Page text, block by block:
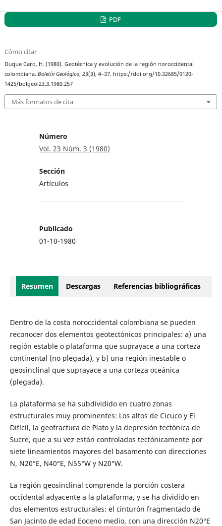
PDF
Cómo citar
Duque Caro, H. (1980). Geotécnica y evolución de la región noroccidental
colombiana.Boletín Geológico,23(3), 4–37. https://doi.org/10.32685/0120-
1425/bolgeol23.3.1980.257
Más formatos de cita
Número
Vol. 23 Núm. 3 (1980)
Sección
Artículos
Publicado
01-10-1980
Resumen Descargas Referencias bibliográficas
Dentro de la costa noroccidental colombiana se pueden
reconocer dos elementos geotectónicos principales: a) una
región estable o plataforma que suprayace a una corteza
continental (no plegada), y b) una región inestable o
geosinclinal que suprayace a una corteza oceánica
(plegada).
La plataforma se ha subdividido en cuatro zonas
estructurales muy prominentes: Los altos de Cicuco y El
Difícil, la geofractura de Plato y la depresión tectónica de
Sucre, que a su vez están controlados tectónicamente por
siete lineamientos mayores del basamento con direcciones
N, N20°E, N40°E, N55°W y N20°W.
La región geosinclinal comprende la porción costera
occidental adyacente a la plataforma, y se ha dividido en
dos elementos estructurales: el cinturón fragmentado de
San Jacinto de edad Eoceno medio, con una dirección N20°E